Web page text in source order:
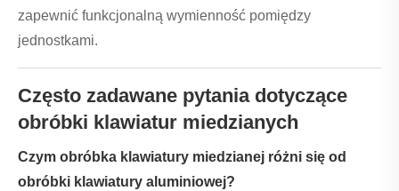
zapewnić funkcjonalną wymienność pomiędzy
jednostkami.
Często zadawane pytania dotyczące
obróbki klawiatur miedzianych
Czym obróbka klawiatury miedzianej różni się od
obróbki klawiatury aluminiowej?